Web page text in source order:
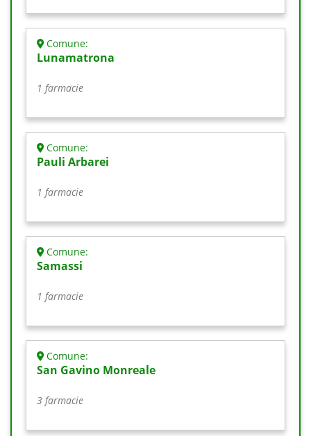
Comune:
Lunamatrona
1 farmacie
Comune:
Pauli Arbarei
1 farmacie
Comune:
Samassi
1 farmacie
Comune:
San Gavino Monreale
3 farmacie